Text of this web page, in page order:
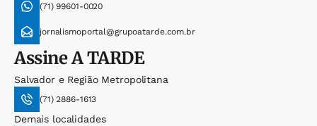
(71) 99601-0020
jornalismoportal@grupoatarde.com.br
AssineA TARDE
Salvador e Região Metropolitana
(71) 2886-1613
Demais localidades